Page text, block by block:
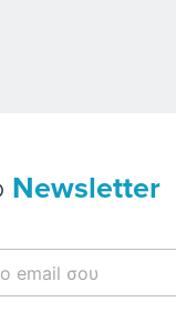
Newsletter